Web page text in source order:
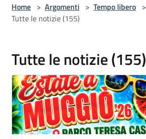
Home > Argomenti > Tempo libero >
Tutte le notizie (155)
Tutte le notizie (155)